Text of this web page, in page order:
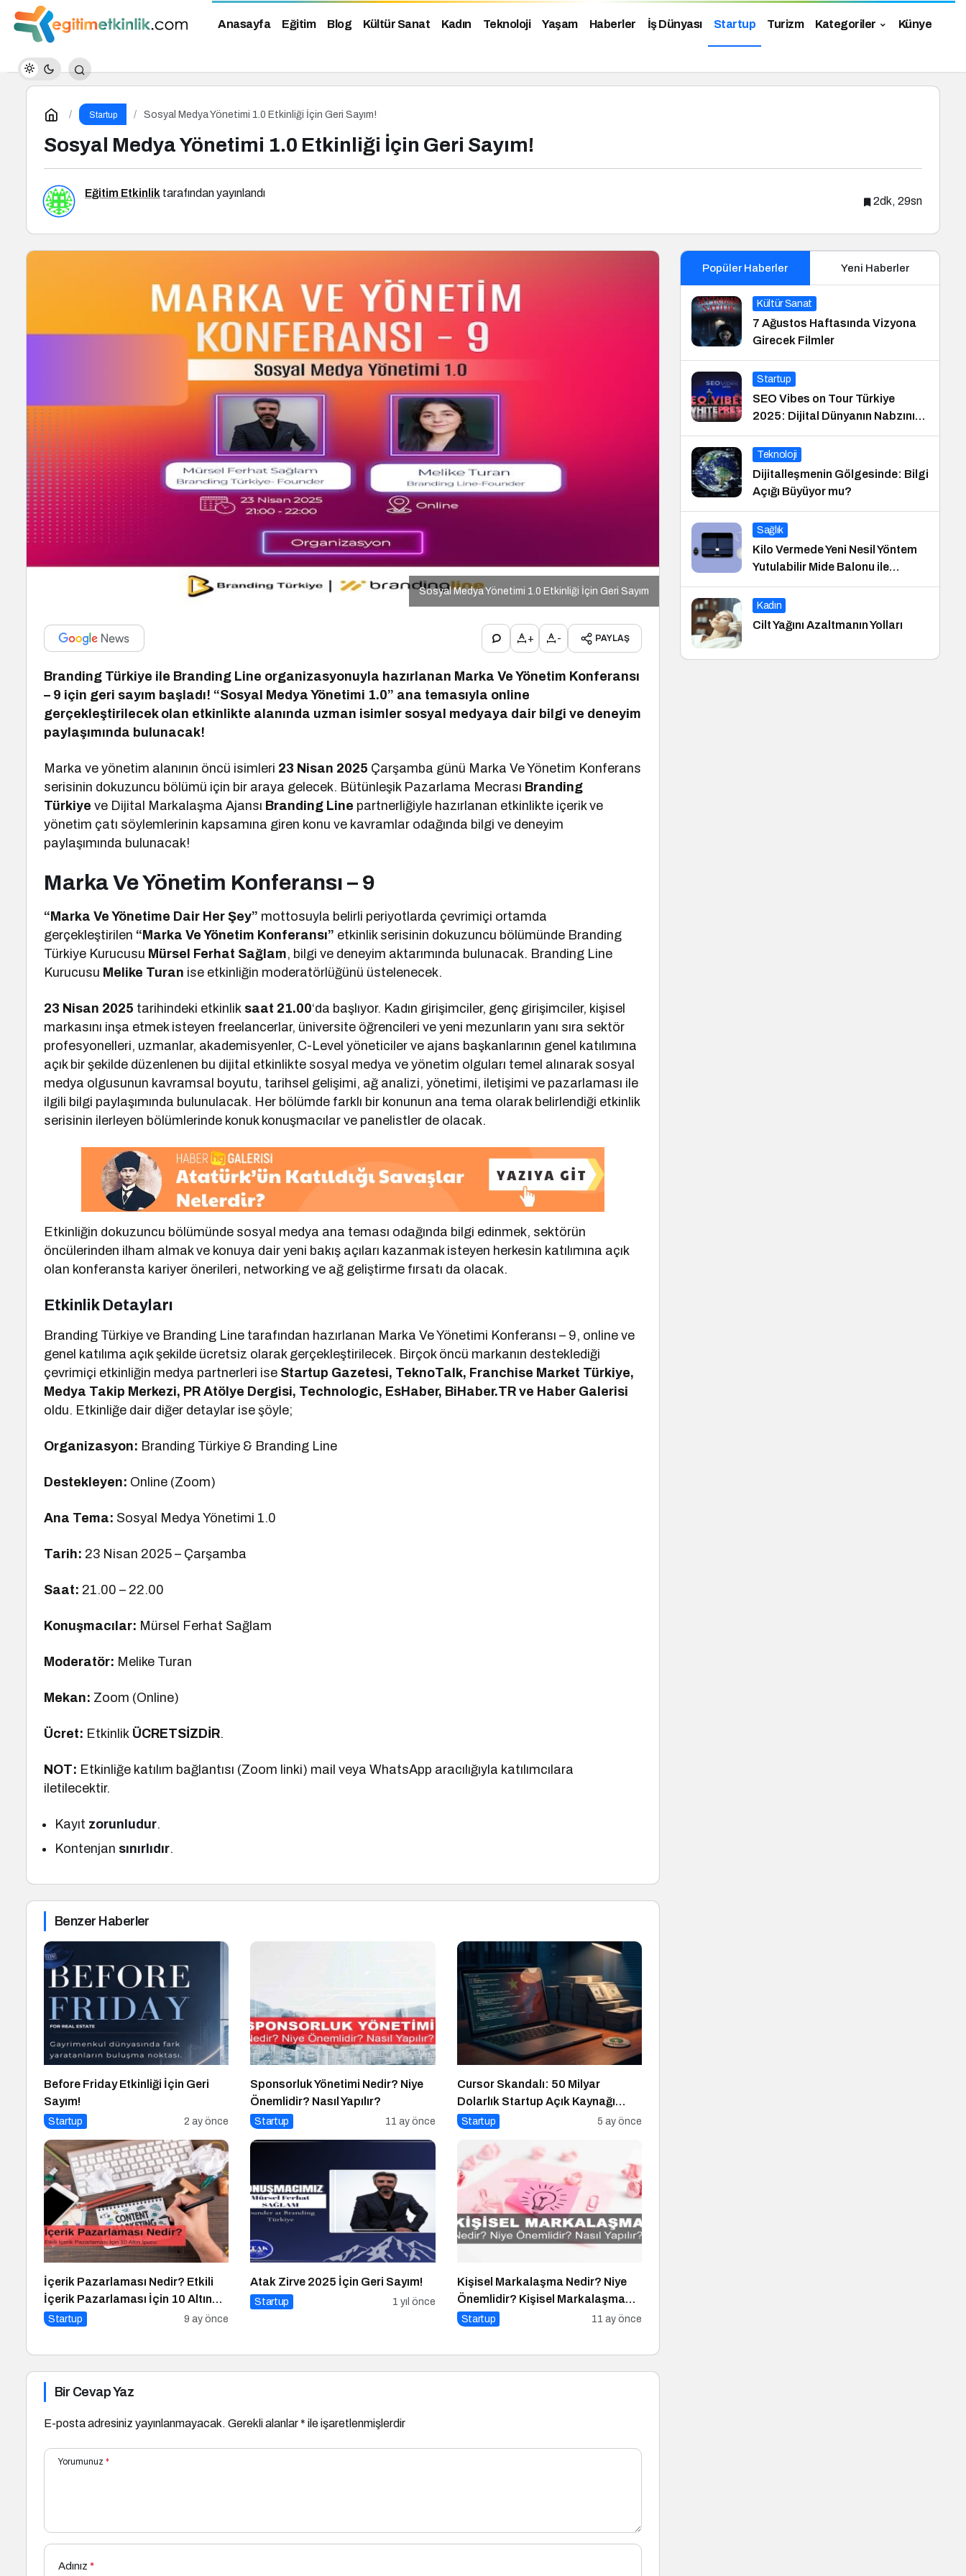
Anasayfa Eğitim Blog Kültür Sanat Kadın Teknoloji Yaşam Haberler İş Dünyası Startup Turizm Kategoriler Künye
Startup Sosyal Medya Yönetimi 1.0 Etkinliği İçin Geri Sayım!
Sosyal Medya Yönetimi 1.0 Etkinliği İçin Geri Sayım!
Eğitim Etkinlik tarafından yayınlandı
2dk, 29sn
Sosyal Medya Yönetimi 1.0 Etkinliği İçin Geri Sayım
+ - PAYLAŞ
Branding Türkiye ile Branding Line organizasyonuyla hazırlanan Marka Ve Yönetim Konferansı
– 9 için geri sayım başladı! “Sosyal Medya Yönetimi 1.0” ana temasıyla online
gerçekleştirilecek olan etkinlikte alanında uzman isimler sosyal medyaya dair bilgi ve deneyim
paylaşımında bulunacak!
Marka ve yönetim alanının öncü isimleri 23 Nisan 2025 Çarşamba günü Marka Ve Yönetim Konferans
serisinin dokuzuncu bölümü için bir araya gelecek. Bütünleşik Pazarlama Mecrası Branding
Türkiye ve Dijital Markalaşma Ajansı Branding Line partnerliğiyle hazırlanan etkinlikte içerik ve
yönetim çatı söylemlerinin kapsamına giren konu ve kavramlar odağında bilgi ve deneyim
paylaşımında bulunacak!
Marka Ve Yönetim Konferansı – 9
“Marka Ve Yönetime Dair Her Şey” mottosuyla belirli periyotlarda çevrimiçi ortamda
gerçekleştirilen “Marka Ve Yönetim Konferansı” etkinlik serisinin dokuzuncu bölümünde Branding
Türkiye Kurucusu Mürsel Ferhat Sağlam, bilgi ve deneyim aktarımında bulunacak. Branding Line
Kurucusu Melike Turan ise etkinliğin moderatörlüğünü üstelenecek.
23 Nisan 2025 tarihindeki etkinlik saat 21.00‘da başlıyor. Kadın girişimciler, genç girişimciler, kişisel
markasını inşa etmek isteyen freelancerlar, üniversite öğrencileri ve yeni mezunların yanı sıra sektör
profesyonelleri, uzmanlar, akademisyenler, C-Level yöneticiler ve ajans başkanlarının genel katılımına
açık bir şekilde düzenlenen bu dijital etkinlikte sosyal medya ve yönetim olguları temel alınarak sosyal
medya olgusunun kavramsal boyutu, tarihsel gelişimi, ağ analizi, yönetimi, iletişimi ve pazarlaması ile
ilgili bilgi paylaşımında bulunulacak. Her bölümde farklı bir konunun ana tema olarak belirlendiği etkinlik
serisinin ilerleyen bölümlerinde konuk konuşmacılar ve panelistler de olacak.
Etkinliğin dokuzuncu bölümünde sosyal medya ana teması odağında bilgi edinmek, sektörün
öncülerinden ilham almak ve konuya dair yeni bakış açıları kazanmak isteyen herkesin katılımına açık
olan konferansta kariyer önerileri, networking ve ağ geliştirme fırsatı da olacak.
Etkinlik Detayları
Branding Türkiye ve Branding Line tarafından hazırlanan Marka Ve Yönetimi Konferansı – 9, online ve
genel katılıma açık şekilde ücretsiz olarak gerçekleştirilecek. Birçok öncü markanın desteklediği
çevrimiçi etkinliğin medya partnerleri ise Startup Gazetesi, TeknoTalk, Franchise Market Türkiye,
Medya Takip Merkezi, PR Atölye Dergisi, Technologic, EsHaber, BiHaber.TR ve Haber Galerisi
oldu. Etkinliğe dair diğer detaylar ise şöyle;
Organizasyon: Branding Türkiye & Branding Line
Destekleyen: Online (Zoom)
Ana Tema: Sosyal Medya Yönetimi 1.0
Tarih: 23 Nisan 2025 – Çarşamba
Saat: 21.00 – 22.00
Konuşmacılar: Mürsel Ferhat Sağlam
Moderatör: Melike Turan
Mekan: Zoom (Online)
Ücret: Etkinlik ÜCRETSİZDİR.
NOT: Etkinliğe katılım bağlantısı (Zoom linki) mail veya WhatsApp aracılığıyla katılımcılara
iletilecektir.
Kayıt zorunludur.
Kontenjan sınırlıdır.
Benzer Haberler
Before Friday Etkinliği İçin Geri
Sayım!
Startup 2 ay önce
Sponsorluk Yönetimi Nedir? Niye
Önemlidir? Nasıl Yapılır?
Startup 11 ay önce
Cursor Skandalı: 50 Milyar
Dolarlık Startup Açık Kaynağı
Gizleyince Ne Oldu?
Startup 5 ay önce
İçerik Pazarlaması Nedir? Etkili
İçerik Pazarlaması İçin 10 Altın
İpucu
Startup 9 ay önce
Atak Zirve 2025 İçin Geri Sayım!
Startup 1 yıl önce
Kişisel Markalaşma Nedir? Niye
Önemlidir? Kişisel Markalaşma
Nasıl Uygulanır?
Startup 11 ay önce
Bir Cevap Yaz
E-posta adresiniz yayınlanmayacak. Gerekli alanlar* ile işaretlenmişlerdir
Yorumunuz *
Adınız *
Popüler Haberler Yeni Haberler
Kültür Sanat
7 Ağustos Haftasında Vizyona
Girecek Filmler
Startup
SEO Vibes on Tour Türkiye
2025: Dijital Dünyanın Nabzını
Tutan Etkinlik
Teknoloji
Dijitalleşmenin Gölgesinde: Bilgi
Açığı Büyüyor mu?
Sağlık
Kilo Vermede Yeni Nesil Yöntem
Yutulabilir Mide Balonu ile
Ameliyatsız Konforlu ve Hızlı Bir
Çözüm
Kadın
Cilt Yağını Azaltmanın Yolları